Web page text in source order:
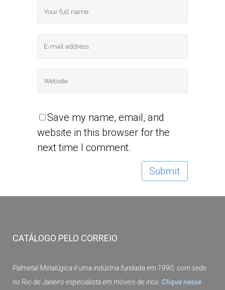
Save my name, email, and
website in this browser for the
next time I comment.
CATÁLOGO PELO CORREIO
Palmetal Metalúgica é uma indústria fundada em 1990, com sede
no Rio de Janeiro especialista em móveis de inox. Clique nesse